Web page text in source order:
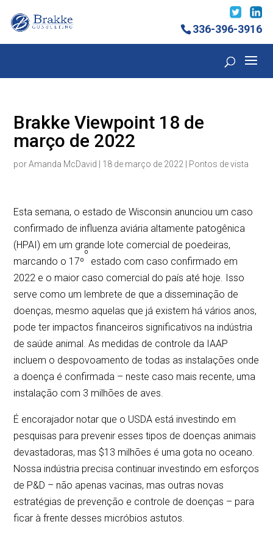
336-396-3916
Brakke Viewpoint 18 de
março de 2022
porAmanda McDavid 18 de março de 2022 Pontos de vista
Esta semana, o estado de Wisconsin anunciou um caso
confirmado de influenza aviária altamente patogênica
(HPAI) em um grande lote comercial de poedeiras,
marcando o 17º
º
estado com caso confirmado em
2022 e o maior caso comercial do país até hoje. Isso
serve como um lembrete de que a disseminação de
doenças, mesmo aquelas que já existem há vários anos,
pode ter impactos financeiros significativos na indústria
de saúde animal. As medidas de controle da IAAP
incluem o despovoamento de todas as instalações onde
a doença é confirmada – neste caso mais recente, uma
instalação com 3 milhões de aves.
É encorajador notar que o USDA está investindo em
pesquisas para prevenir esses tipos de doenças animais
devastadoras, mas $13 milhões é uma gota no oceano.
Nossa indústria precisa continuar investindo em esforços
de P&D – não apenas vacinas, mas outras novas
estratégias de prevenção e controle de doenças – para
ficar à frente desses micróbios astutos.